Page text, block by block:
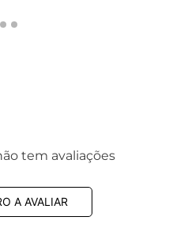
tem avaliações
A AVALIAR